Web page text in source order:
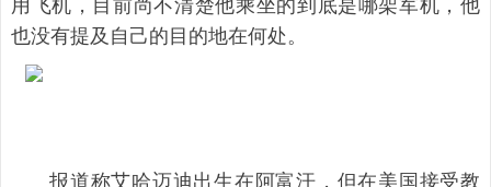
用飞机，目前尚不清楚他乘坐的到底是哪架军机，他
也没有提及自己的目的地在何处。
报道称艾哈迈迪出生在阿富汗，但在美国接受教